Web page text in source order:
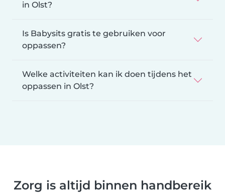
in Olst?
Is Babysits gratis te gebruiken voor
oppassen?
Welke activiteiten kan ik doen tijdens het
oppassen in Olst?
Zorg is altijd binnen handbereik